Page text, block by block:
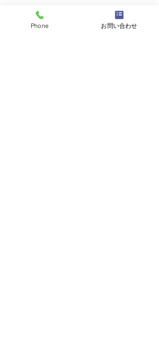
Phone お問い合わせ